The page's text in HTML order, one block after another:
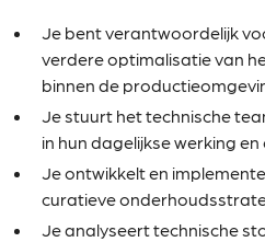
Je bent verantwoordelijk
verdere optimalisatie van
binnen de
Je stuurt het technische
in hun dagelijkse werking
Je ontwikkelt en
curatieve
Je analyseert technische